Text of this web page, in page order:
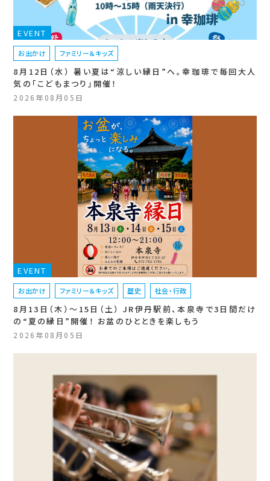
EVENT
お出かけ ファミリー＆キッズ
8月12日（水） 暑い夏は“涼しい縁日”へ。幸珈琲で毎回大人
気の「こどもまつり」開催！
2026年08月05日
EVENT
お出かけ ファミリー＆キッズ 歴史 社会・行政
8月13日（木）〜15日（土） JR伊丹駅前、本泉寺で3日間だけ
の“夏の縁日”開催！ お盆のひとときを楽しもう
2026年08月05日